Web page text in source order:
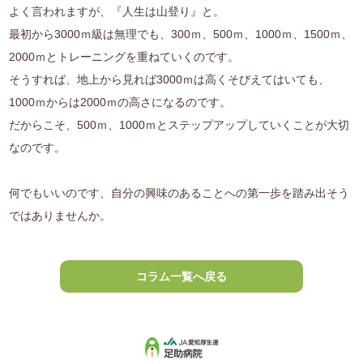
よく言われますが、『人生は山登り』と。
最初から3000ｍ級は無理でも、300ｍ、500ｍ、1000ｍ、1500ｍ、
2000ｍとトレーニングを重ねていくのです。
そうすれば、地上から見れば3000ｍは高くそびえてはいても、
1000ｍからは2000ｍの高さになるのです。
だからこそ、500ｍ、1000ｍとステップアップしていくことが大切
なのです。
何でもいいのです、自分の興味のあることへの第一歩を踏み出そう
ではありませんか。
コラム一覧へ戻る